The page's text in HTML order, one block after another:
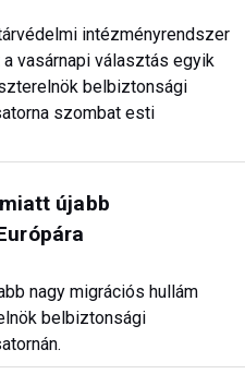
intézményrendszer
vasárnapi választás egyik
belbiztonsági
szombat esti
újabb
nagy migrációs hullám
belbiztonsági